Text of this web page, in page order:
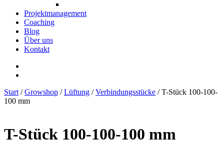
Projektmanagement
Coaching
Blog
Über uns
Kontakt
Start /Growshop /Lüftung /Verbindungsstücke / T-Stück 100-100-
100 mm
T-Stück 100-100-100 mm